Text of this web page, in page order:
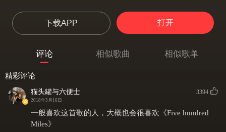
有一位有着王室血统的女孩
The ancient stories do recall
根据古老的故事讲述
她是最美的(女孩)
Every night she slept alone
Any noise that would raise the dead
下载APP 打开
评论 相似歌曲 相似歌单
精彩评论
猫头罐与六便士
2018年3月16日
3394
一般喜欢这首歌的人，大概也会很喜欢《Five hundred
Miles》